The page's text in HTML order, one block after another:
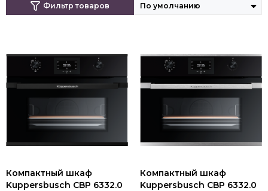
Фильтр товаров
Компактный шкаф
Kuppersbusch CBP 6332.0
Компактный шкаф
Kuppersbusch CBP 6332.0